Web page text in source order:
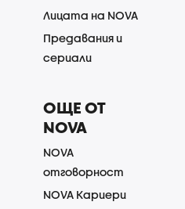
Лицата на NOVA
Предавания и
сериали
ОЩЕ ОТ
NOVA
NOVA
отговорност
NOVA Кариери